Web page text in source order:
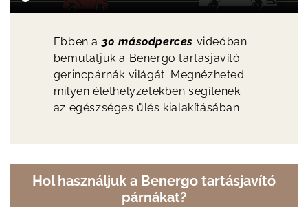
Ebben a 30 másodperces videóban
bemutatjuk a Benergo tartásjavító
gerincpárnák világát. Megnézheted
milyen élethelyzetekben segítenek
az egészséges ülés kialakításában.
Hol használjuk a Benergo tartásjavító
párnákat?